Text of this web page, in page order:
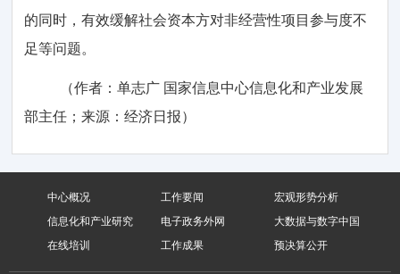
的同时，有效缓解社会资本方对非经营性项目参与度不
足等问题。
（作者：单志广 国家信息中心信息化和产业发展
部主任；来源：经济日报）
中心概况 工作要闻
宏观形势分析
信息化和产业研究
电子政务外网
大数据与数字中国
在线培训
工作成果 预决算公开